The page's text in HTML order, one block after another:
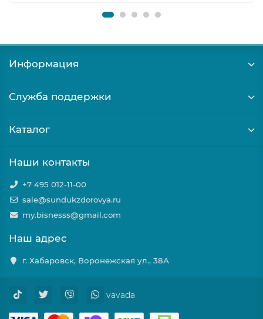
Информация
Служба поддержки
Каталог
Наши контакты
+7 495 012-11-00
sale@sundukzdorovya.ru
my.bisnesss@gmail.com
Наш адрес
г. Хабаровск, Воронежская ул., 38А
vavada